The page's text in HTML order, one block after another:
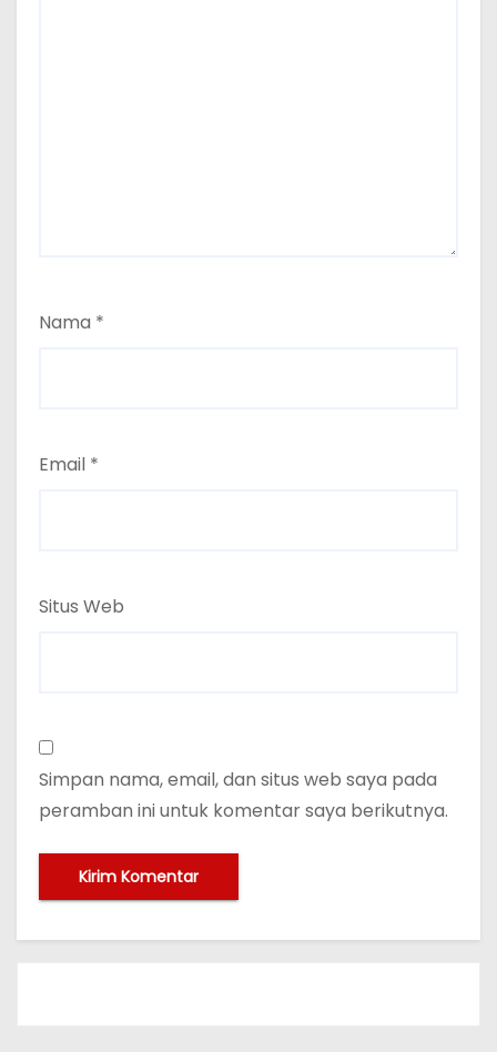
Nama *
Email *
Situs Web
Simpan nama, email, dan situs web saya pada
peramban ini untuk komentar saya berikutnya.